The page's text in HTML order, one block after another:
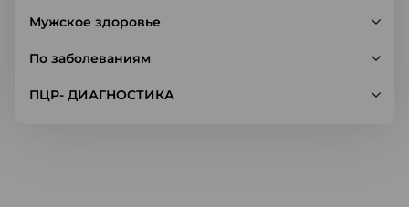
Мужское здоровье
По заболеваниям
ПЦР- ДИАГНОСТИКА